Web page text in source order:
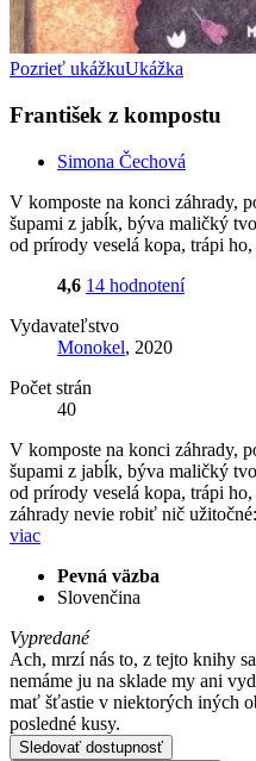
Pozrieť ukážkuUkážka
František z kompostu
Simona Čechová
V komposte na konci záhrady,
šupami z jabĺk, býva maličký
od prírody veselá kopa, trápi
4,6 14 hodnotení
Vydavateľstvo
Monokel, 2020
Počet strán
40
V komposte na konci záhrady,
šupami z jabĺk, býva maličký
od prírody veselá kopa, trápi
záhrady nevie robiť nič
viac
Pevná väzba
Slovenčina
Vypredané
Ach, mrzí nás to, z tejto knihy
nemáme ju na sklade my ani
mať šťastie v niektorých iných
posledné kusy.
Sledovať dostupnosť